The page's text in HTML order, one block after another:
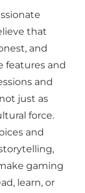
that
and
features and
and
just as
force.
and
gaming
learn, or